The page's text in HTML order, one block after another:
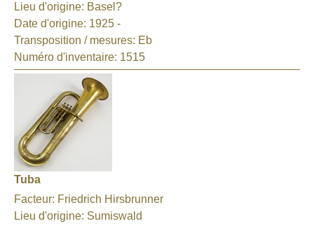
Lieu d'origine: Basel?
Date d'origine: 1925 -
Transposition / mesures: Eb
Numéro d'inventaire: 1515
Tuba
Facteur: Friedrich Hirsbrunner
Lieu d'origine: Sumiswald